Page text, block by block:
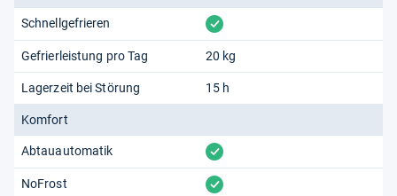
Schnellgefrieren vorhanden
Gefrierleistung pro Tag 20 kg
Lagerzeit bei Störung 15 h
Komfort
Abtauautomatik vorhanden
NoFrost vorhanden